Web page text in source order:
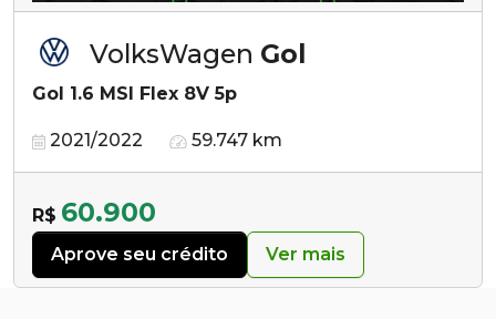
VolksWagen Gol
Gol 1.6 MSI Flex 8V 5p
2021/2022 59.747 km
R$ 60.900
Aprove seu crédito Ver mais